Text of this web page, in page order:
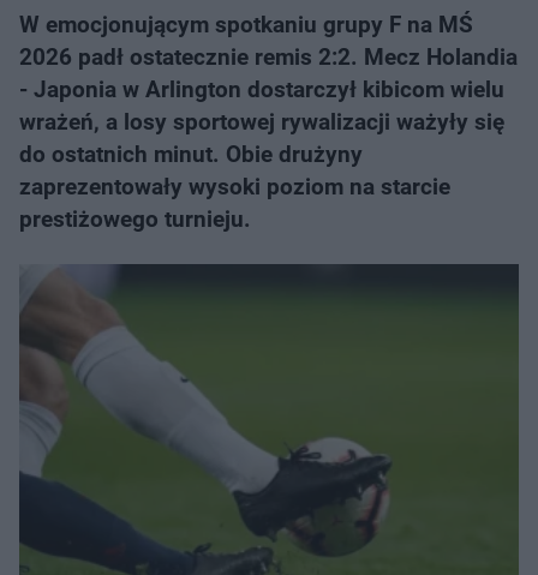
W emocjonującym spotkaniu grupy F na MŚ
2026 padł ostatecznie remis 2:2. Mecz Holandia
- Japonia w Arlington dostarczył kibicom wielu
wrażeń, a losy sportowej rywalizacji ważyły się
do ostatnich minut. Obie drużyny
zaprezentowały wysoki poziom na starcie
prestiżowego turnieju.